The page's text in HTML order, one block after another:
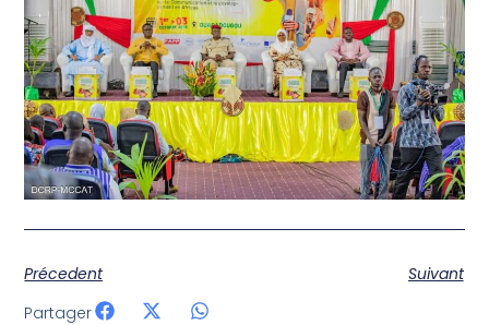
Précedent
Suivant
Partager